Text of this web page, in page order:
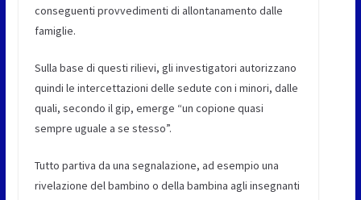
conseguenti provvedimenti di allontanamento dalle
famiglie.
Sulla base di questi rilievi, gli investigatori autorizzano
quindi le intercettazioni delle sedute con i minori, dalle
quali, secondo il gip, emerge “un copione quasi
sempre uguale a se stesso”.
Tutto partiva da una segnalazione, ad esempio una
rivelazione del bambino o della bambina agli insegnanti